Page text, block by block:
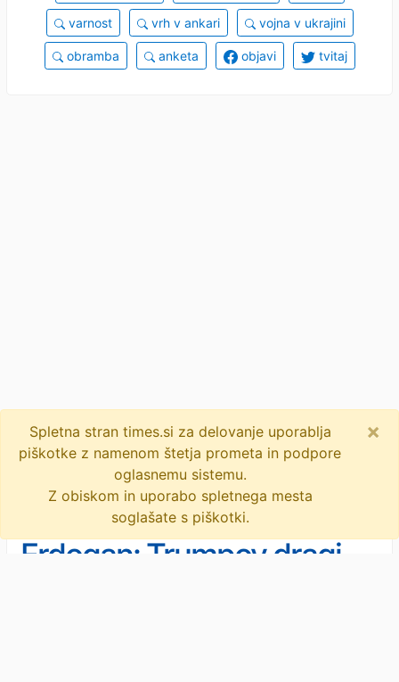
varnost vrh v ankari vojna v ukrajini
obramba anketa objavi tvitaj
Erdogan: Trumpov dragi
Spletna stran times.si za delovanje uporablja
piškotke z namenom štetja prometa in podpore
oglasnemu sistemu.
Z obiskom in uporabo spletnega mesta
soglašate s piškotki.
×